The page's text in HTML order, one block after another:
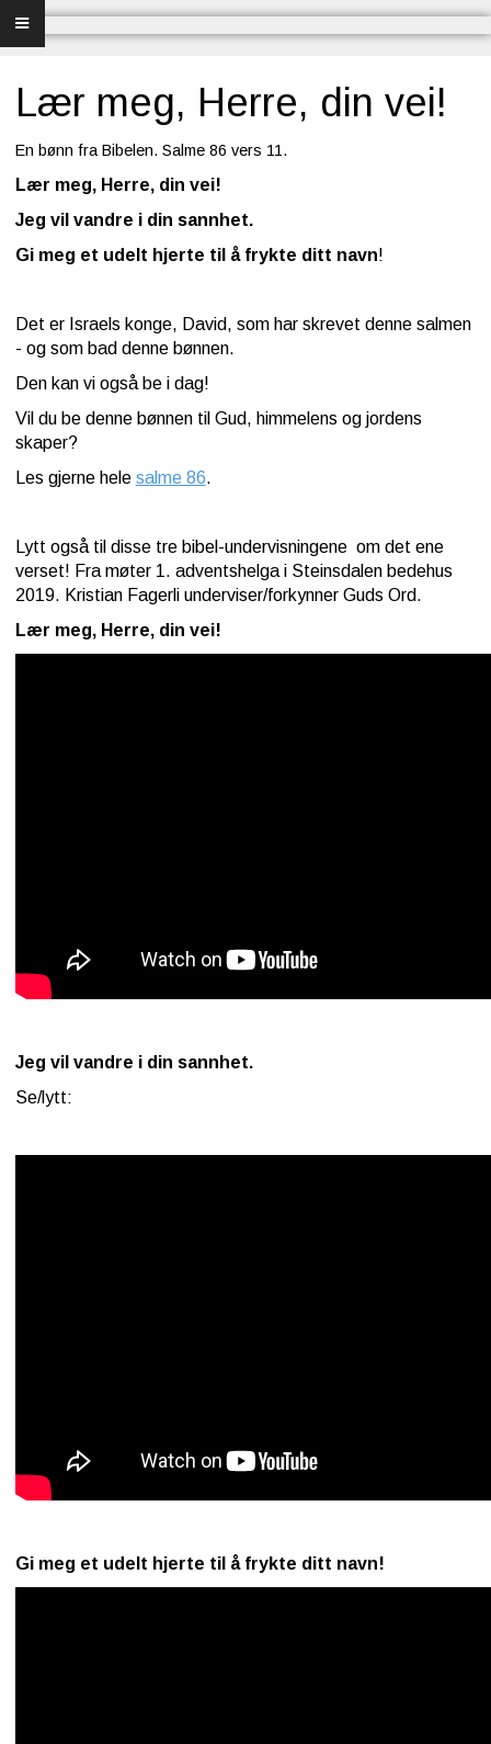
Forsiden
Menighet og misjon
Livet - merkedager
Nettkirke
Kontakt
oss
Lær meg, Herre, din vei!
En bønn fra Bibelen. Salme 86 vers 11.
Lær meg, Herre, din vei!
Jeg vil vandre i din sannhet.
Gi meg et udelt hjerte til å frykte ditt navn!
Det er Israels konge, David, som har skrevet denne salmen
- og som bad denne bønnen.
Den kan vi også be i dag!
Vil du be denne bønnen til Gud, himmelens og jordens
skaper?
Les gjerne hele salme 86.
Lytt også til disse tre bibel-undervisningene om det ene
verset! Fra møter 1. adventshelga i Steinsdalen bedehus
2019. Kristian Fagerli underviser/forkynner Guds Ord.
Lær meg, Herre, din vei!
Jeg vil vandre i din sannhet.
Se/lytt:
Gi meg et udelt hjerte til å frykte ditt navn!